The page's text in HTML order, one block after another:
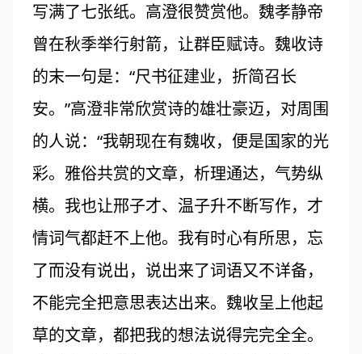
写满了七张纸。高澄很赞赏他。魏孝静帝
曾在秋季举行射箭，让群臣赋诗。魏收诗
的末一句是：“尺书征建业，折简召长
安。”高澄非常欣赏诗的雄壮豪迈，对周围
的人说：“我朝现在有魏收，便是国家的光
彩。雅俗共赏的文章，析理通达，气势纵
横。我也让邢子才、温子升不断写作，才
情词气都赶不上他。我有时心有所思，忘
了而没有说出，说出来了词语又不详备，
不能完全把意思表达出来。魏收呈上他起
草的文章，都把我的想法说得完完全全。